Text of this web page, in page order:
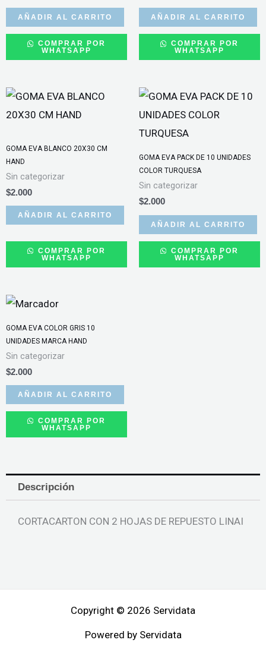
AÑADIR AL CARRITO
COMPRAR POR
WHATSAPP
AÑADIR AL CARRITO
COMPRAR POR
WHATSAPP
GOMA EVA BLANCO 20X30 CM
HAND
Sin categorizar
$2.000
AÑADIR AL CARRITO
COMPRAR POR
WHATSAPP
GOMA EVA PACK DE 10 UNIDADES
COLOR TURQUESA
Sin categorizar
$2.000
AÑADIR AL CARRITO
COMPRAR POR
WHATSAPP
GOMA EVA COLOR GRIS 10
UNIDADES MARCA HAND
Sin categorizar
$2.000
AÑADIR AL CARRITO
COMPRAR POR
WHATSAPP
Descripción
CORTACARTON CON 2 HOJAS DE REPUESTO LINAI
Copyright © 2026 Servidata
Powered by Servidata